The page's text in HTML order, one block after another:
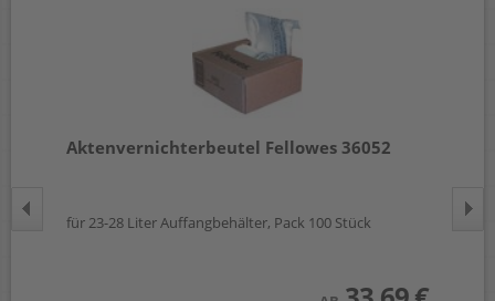
Aktenvernichterbeutel Fellowes 36052
für 23-28 Liter Auffangbehälter, Pack 100 Stück